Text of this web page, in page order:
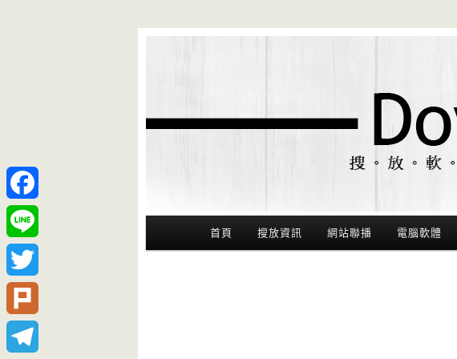
Main Menu
首頁 搜放資訊 網站聯播 電腦軟體
Facebook
Line
Twitter
Plurk